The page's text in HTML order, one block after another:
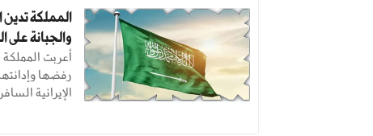
المملكة تدين
والجبانة على
أعربت
رفضها
الإيرانية